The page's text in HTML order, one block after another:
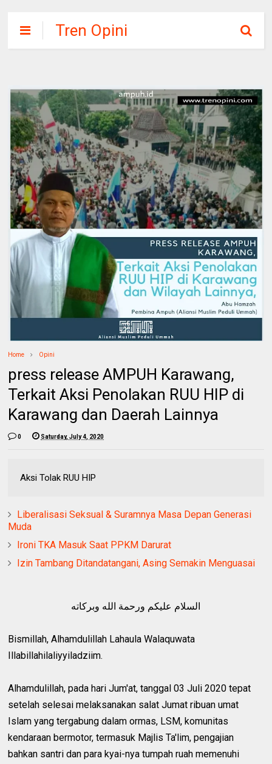
Tren Opini
Home Opini
press release AMPUH Karawang,
Terkait Aksi Penolakan RUU HIP di
Karawang dan Daerah Lainnya
0 Saturday, July 4, 2020
Aksi Tolak RUU HIP
Liberalisasi Seksual & Suramnya Masa Depan Generasi
Muda
Ironi TKA Masuk Saat PPKM Darurat
Izin Tambang Ditandatangani, Asing Semakin Menguasai
السلام عليكم ورحمة الله وبركاته
Bismillah, Alhamdulillah Lahaula Walaquwata
Illabillahilaliyyiladziim.
Alhamdulillah, pada hari Jum'at, tanggal 03 Juli 2020 tepat
setelah selesai melaksanakan salat Jumat ribuan umat
Islam yang tergabung dalam ormas, LSM, komunitas
kendaraan bermotor, termasuk Majlis Ta'lim, pengajian
bahkan santri dan para kyai-nya tumpah ruah memenuhi